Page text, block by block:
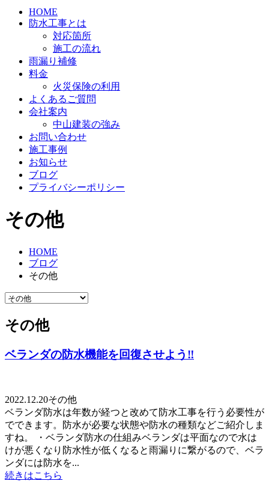
HOME
防水工事とは
対応箇所
施工の流れ
雨漏り補修
料金
火災保険の利用
よくあるご質問
会社案内
中山建装の強み
お問い合わせ
施工事例
お知らせ
ブログ
プライバシーポリシー
その他
HOME
ブログ
その他
その他
ベランダの防水機能を回復させよう‼
2022.12.20その他
ベランダ防水は年数が経つと改めて防水工事を行う必要性が
でできます。防水が必要な状態や防水の種類などご紹介しま
すね。 ・ベランダ防水の仕組みベランダは平面なので水は
けが悪くなり防水性が低くなると雨漏りに繋がるので、ベラ
ンダには防水を...
続きはこちら